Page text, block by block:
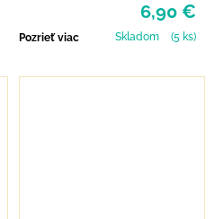
6,90 €
Pozrieť viac Skladom (5 ks)